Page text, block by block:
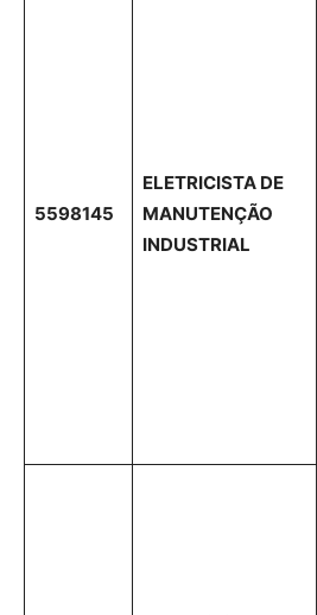
5598145
ELETRICISTA DE
MANUTENÇÃO
INDUSTRIAL